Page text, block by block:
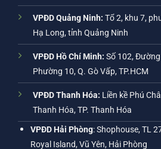
VPĐD Quảng Ninh: Tổ 2, khu 7,
Hạ Long, tỉnh Quảng Ninh
VPĐD Hồ Chí Minh: Số 102,
Phường 10, Q. Gò Vấp, TP.HCM
VPĐD Thanh Hóa: Liền kề Phú
Thanh Hóa, TP. Thanh Hóa
VPĐD Hải Phòng: Shophouse, TL
Royal Island, Vũ Yên, Hải Phòng